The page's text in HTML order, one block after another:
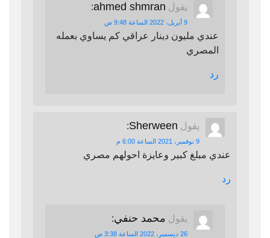
يقول ahmed shmran
:
9 أبريل، 2022 الساعة 9:48 ص
عندي مليون دينار عراقي كم يساوي بعمله
المصري
رد
يقول Sherween
:
9 نوفمبر، 2021 الساعة 6:00 م
عندي مبلغ كبير وعايزة احولهم مصري
رد
يقول محمد حنفي:
26 ديسمبر، 2022 الساعة 3:38 ص